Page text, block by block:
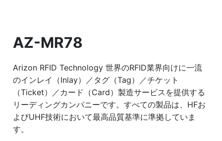
AZ-MR78
Arizon RFID Technology 世界のRFID業界向けに一流
のインレイ（Inlay）／タグ（Tag）／チケット
（Ticket）／カード（Card）製造サービスを提供する
リーディングカンパニーです。すべての製品は、HFお
よびUHF技術において最高品質基準に準拠していま
す。